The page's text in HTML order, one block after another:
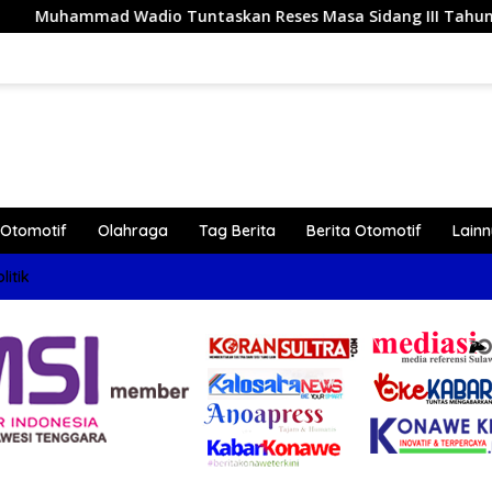
Reses Masa Sidang III Tahun 2026 di Dapil IV Konawe
Otomotif Olahraga Tag Berita Berita Otomotif